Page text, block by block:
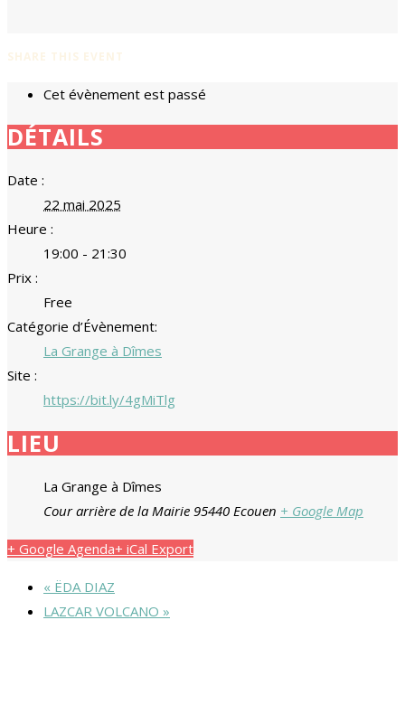
SHARE THIS EVENT
Cet évènement est passé
DÉTAILS
Date :
22 mai 2025
Heure :
19:00 - 21:30
Prix :
Free
Catégorie d’Évènement:
La Grange à Dîmes
Site :
https://bit.ly/4gMiTlg
LIEU
La Grange à Dîmes
Cour arrière de la Mairie 95440 Ecouen + Google Map
+ Google Agenda+ iCal Export
« ËDA DIAZ
LAZCAR VOLCANO »